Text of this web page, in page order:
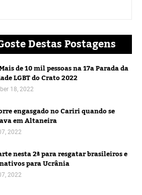
Destas Postagens
de 10 mil pessoas na 17a Parada da
LGBT do Crato 2022
18, 2022
engasgado no Cariri quando se
em Altaneira
2022
nesta 2ª para resgatar brasileiros e
para Ucrânia
2022